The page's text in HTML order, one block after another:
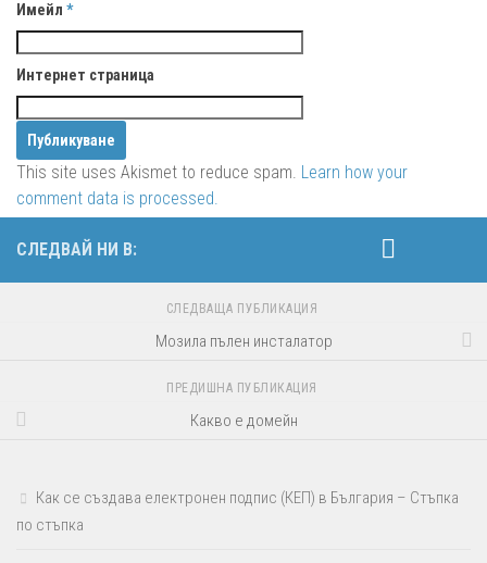
Имейл *
Интернет страница
This site uses Akismet to reduce spam. Learn how your
comment data is processed.
СЛЕДВАЙ НИ В:
СЛЕДВАЩА ПУБЛИКАЦИЯ
Мозила пълен инсталатор
ПРЕДИШНА ПУБЛИКАЦИЯ
Какво е домейн
Как се създава електронен подпис (КЕП) в България – Стъпка
по стъпка